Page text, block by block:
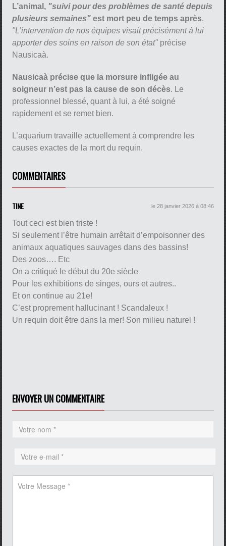
L’animal, "suivi pour des problèmes de santé depuis
plusieurs semaines" est mort peu de temps après.
"L’intervention de nos équipes visait précisément à lui
apporter des soins en raison de son état" précise
Nausicaà.
Nausicaà précise que la morsure infligée au
soigneur n’est pas la cause de son décès. Le
professionnel blessé, quant à lui, a été soigné
rapidement et se remet bien.
L’aquarium travaille actuellement à comprendre les
causes exactes de la mort du requin.
COMMENTAIRES
TINE le 28 janvier 2026 à 08:46
Tout ceci est bien triste !
Si seulement l’être humain arrêtait d’empoisonner des
animaux aquatiques sauvages dans des bassins!
Des zoos…. Etc
On a critiqué le début du 20e siècle
Pour les exhibitions de singes, ours et autres..
Et on continue au 21e!
C’est proprement hallucinant ! Scandaleux !
Un requin doit être dans la mer! Son milieu naturel !
ENVOYER UN COMMENTAIRE